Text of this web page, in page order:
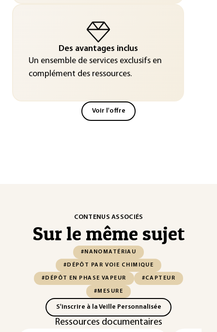
Des avantages inclus
Un ensemble de services exclusifs en
complément des ressources.
Voir l'offre
CONTENUS ASSOCIÉS
Sur le même sujet
#NANOMATÉRIAU
#DÉPÔT PAR VOIE CHIMIQUE
#DÉPÔT EN PHASE VAPEUR #CAPTEUR
#MESURE
S'inscrire à la Veille Personnalisée
Ressources documentaires